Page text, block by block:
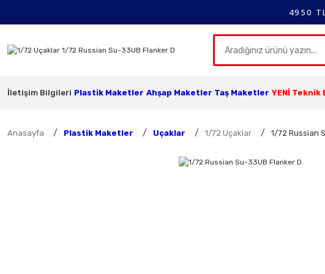
4950
İletişim Bilgileri Plastik Maketler Ahşap Maketler Taş Maketler YENİ
Anasayfa Plastik Maketler Uçaklar 1/72 Uçaklar 1/72 Russian